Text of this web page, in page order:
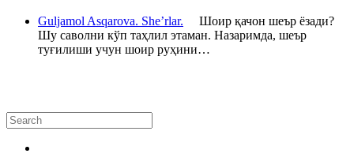
Guljamol Asqarova. She’rlar. Шоир қачон шеър ёзади?
Шу саволни кўп таҳлил этаман. Назаримда, шеър
туғилиши учун шоир руҳини…